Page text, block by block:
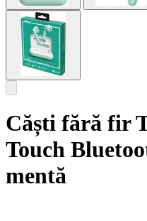
Căști fără fir
Touch
mentă